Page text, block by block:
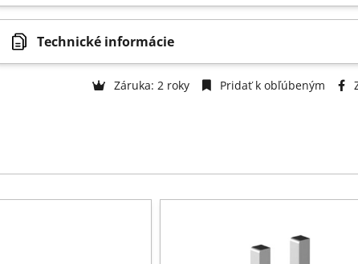
Technické informácie
Záruka: 2 roky Pridať k obľúbeným